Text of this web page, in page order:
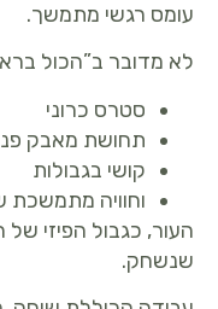
עומס רגשי מתמשך.
לא מדובר ב”הכול
סטרס כרוני
תחושת מאבק
קושי בגבולות
וחוויה מתמשכת
העור, כגבול הפיזי
שנשחק.